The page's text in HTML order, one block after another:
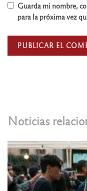
Noticias
Guarda mi nombre,
para la próxima vez